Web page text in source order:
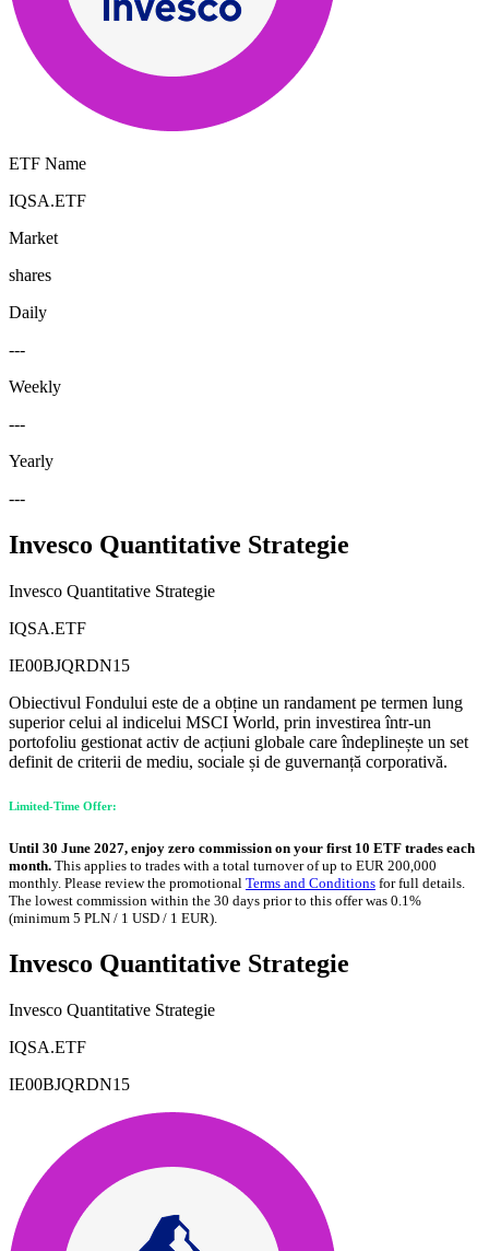
ETF Name
IQSA.ETF
Market
shares
Daily
---
Weekly
---
Yearly
---
Invesco Quantitative Strategie
Invesco Quantitative Strategie
IQSA.ETF
IE00BJQRDN15
Obiectivul Fondului este de a obține un randament pe termen lung
superior celui al indicelui MSCI World, prin investirea într-un
portofoliu gestionat activ de acțiuni globale care îndeplinește un set
definit de criterii de mediu, sociale și de guvernanță corporativă.
Limited-Time Offer:
Until 30 June 2027, enjoy zero commission on your first 10 ETF trades each
month. This applies to trades with a total turnover of up to EUR 200,000
monthly. Please review the promotional Terms and Conditions for full details.
The lowest commission within the 30 days prior to this offer was 0.1%
(minimum 5 PLN / 1 USD / 1 EUR).
Invesco Quantitative Strategie
Invesco Quantitative Strategie
IQSA.ETF
IE00BJQRDN15